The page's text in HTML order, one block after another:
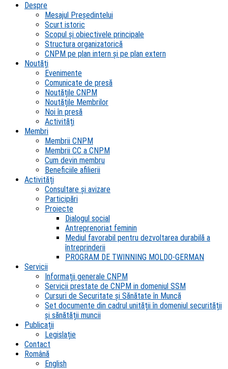
Despre
Mesajul Președintelui
Scurt istoric
Scopul şi obiectivele principale
Structura organizatorică
CNPM pe plan intern şi pe plan extern
Noutăți
Evenimente
Comunicate de presă
Noutățile CNPM
Noutățile Membrilor
Noi în presă
Activități
Membri
Membrii CNPM
Membrii CC a CNPM
Cum devin membru
Beneficiile afilierii
Activități
Consultare și avizare
Participări
Proiecte
Dialogul social
Antreprenoriat feminin
Mediul favorabil pentru dezvoltarea durabilă a
întreprinderii
PROGRAM DE TWINNING MOLDO-GERMAN
Servicii
Informații generale CNPM
Servicii prestate de CNPM in domeniul SSM
Cursuri de Securitate și Sănătate în Muncă
Set documente din cadrul unității în domeniul securității
și sănătății muncii
Publicații
Legislație
Contact
Română
English